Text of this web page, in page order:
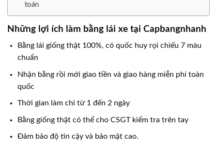
toán
Những lợi ích làm bằng lái xe tại Capbangnhanh
Bằng lái giống thật 100%, có quốc huy rọi chiếu 7 màu
chuẩn
Nhận bằng rồi mới giao tiền và giao hàng miễn phí toàn
quốc
Thời gian làm chỉ từ 1 đến 2 ngày
Bằng giống thật có thể cho CSGT kiểm tra trên tay
Đảm bảo độ tin cậy và bảo mật cao.